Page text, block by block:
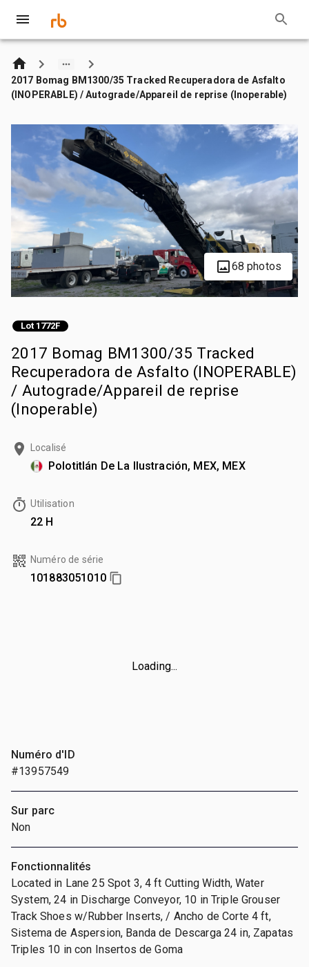
2017 Bomag BM1300/35 Tracked Recuperadora de Asfalto
(INOPERABLE) / Autograde/Appareil de reprise (Inoperable)
68 photos
Lot 1772F
2017 Bomag BM1300/35 Tracked
Recuperadora de Asfalto (INOPERABLE)
/ Autograde/Appareil de reprise
(Inoperable)
Localisé
Polotitlán De La Ilustración, MEX, MEX
Utilisation
22 H
Numéro de série
101883051010
Loading...
Numéro d'ID
#13957549
Sur parc
Non
Fonctionnalités
Located in Lane 25 Spot 3, 4 ft Cutting Width, Water
System, 24 in Discharge Conveyor, 10 in Triple Grouser
Track Shoes w/Rubber Inserts, / Ancho de Corte 4 ft,
Sistema de Aspersion, Banda de Descarga 24 in, Zapatas
Triples 10 in con Insertos de Goma